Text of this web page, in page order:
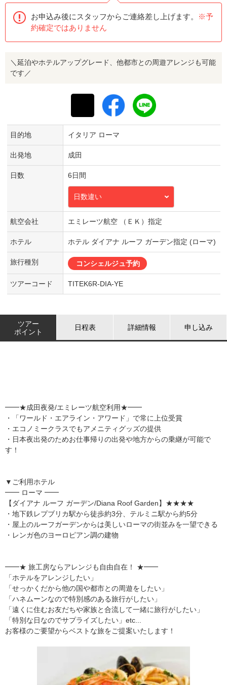
お申込み後にスタッフからご連絡差し上げます。
※予
約確定ではありません
＼延泊やホテルアップグレード、他都市との周遊アレンジも可能
です／
目的地 イタリア ローマ
出発地 成田
日数 6日間
日数違い
航空会社 エミレーツ航空 （ＥＫ）指定
ホテル ホテル ダイアナ ルーフ ガーデン指定 (ローマ)
旅行種別 コンシェルジュ予約
ツアーコード TITEK6R-DIA-YE
ツアー
ポイント
日程表 詳細情報 申し込み
━━★成田夜発/エミレーツ航空利用★━━
・「ワールド・エアライン・アワード」で常に上位受賞
・エコノミークラスでもアメニティグッズの提供
・日本夜出発のためお仕事帰りの出発や地方からの乗継が可能で
す！
▼ご利用ホテル
━━ ローマ ━━
【ダイアナ ルーフ ガーデン/Diana Roof Garden】★★★★
・地下鉄レプブリカ駅から徒歩約3分、テルミニ駅から約5分
・屋上のルーフガーデンからは美しいローマの街並みを一望できる
・レンガ色のヨーロピアン調の建物
━━★ 旅工房ならアレンジも自由自在！ ★━━
「ホテルをアレンジしたい」
「せっかくだから他の国や都市との周遊をしたい」
「ハネムーンなので特別感のある旅行がしたい」
「遠くに住むお友だちや家族と合流して一緒に旅行がしたい」
「特別な日なのでサプライズしたい」etc...
お客様のご要望からベストな旅をご提案いたします！